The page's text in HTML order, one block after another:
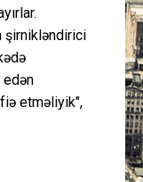
şirnikləndirici
edən
etməliyik",